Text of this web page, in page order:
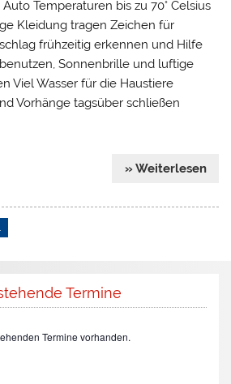
Temperaturen bis zu 70° Celsius
Kleidung tragen Zeichen für
frühzeitig erkennen und Hilfe
Sonnenbrille und luftige
Viel Wasser für die Haustiere
Vorhänge tagsüber schließen
» Weiterlesen
Termine
Termine vorhanden.